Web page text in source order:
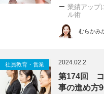
業績アップ
ル術
むらかみ
社員教育・営業 2024.02.2
第174回 コ
事の進め方